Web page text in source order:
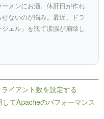
メンにお酒。休肝日が作れ
ないのが悩み。最近、ドラ
ェル」を観て涙腺が崩壊し
イアント数を設定する
てApacheのパフォーマンス